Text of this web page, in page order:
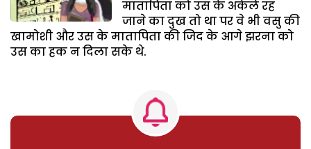
मातापिता को उस के अकेले रह
जाने का दुख तो था पर वे भी वसु की
खामोशी और उस के मातापिता की जिद के आगे झरना को
उस का हक न दिला सके थे.